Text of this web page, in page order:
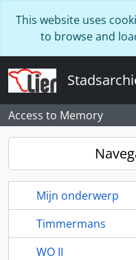
This website uses
to browse and
Access to Memory
Mijn onderwerp
Timmermans
WO II